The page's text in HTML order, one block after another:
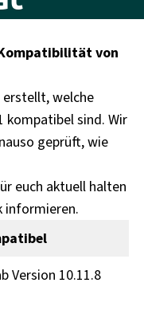
von
erstellt, welche
kompatibel sind. Wir
geprüft, wie
euch aktuell halten
informieren.
Version 10.11.8